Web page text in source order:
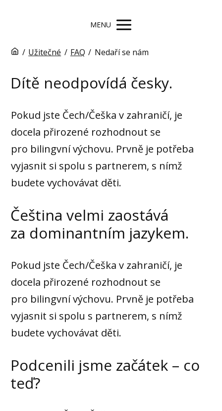
MENU
/ Užitečné / FAQ / Nedaří se nám
Dítě neodpovídá česky.
Pokud jste Čech/Češka v zahraničí, je
docela přirozené rozhodnout se
pro bilingvní výchovu. Prvně je potřeba
vyjasnit si spolu s partnerem, s nímž
budete vychovávat děti.
Čeština velmi zaostává
za dominantním jazykem.
Pokud jste Čech/Češka v zahraničí, je
docela přirozené rozhodnout se
pro bilingvní výchovu. Prvně je potřeba
vyjasnit si spolu s partnerem, s nímž
budete vychovávat děti.
Podcenili jsme začátek – co
teď?